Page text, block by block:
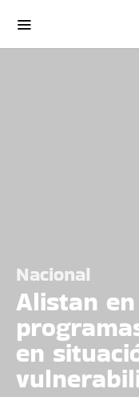
Nacional
Alistan
en